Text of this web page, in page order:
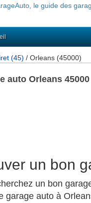
(45) / Orleans (45000)
auto Orleans 45000
un bon
un bon
garage auto à